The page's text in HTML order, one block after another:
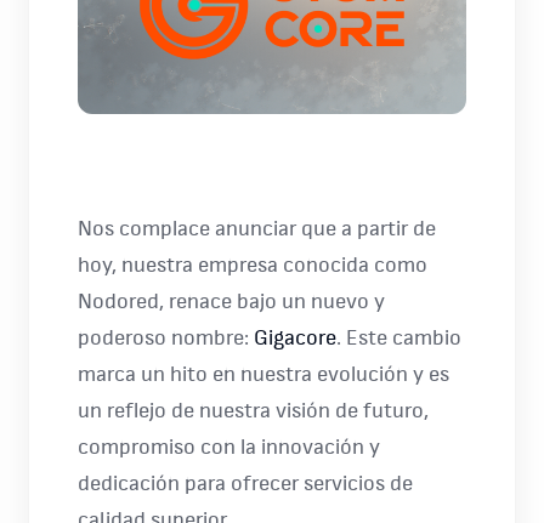
Nos complace anunciar que a partir de
hoy, nuestra empresa conocida como
Nodored, renace bajo un nuevo y
poderoso nombre: Gigacore. Este cambio
marca un hito en nuestra evolución y es
un reflejo de nuestra visión de futuro,
compromiso con la innovación y
dedicación para ofrecer servicios de